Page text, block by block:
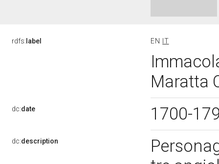
rdfs: label EN IT
Maratta
dc:date 1700-
dc:description